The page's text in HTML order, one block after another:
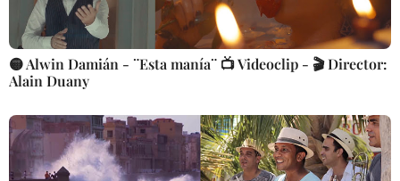
🟡 Alwin Damián - ¨Esta manía¨ 📺 Videoclip - 🎬 Director:
Alain Duany